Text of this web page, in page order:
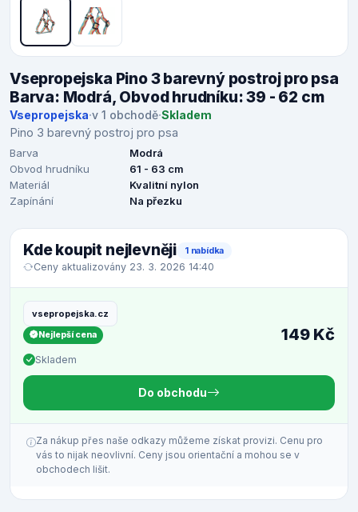
Vsepropejska Pino 3 barevný postroj pro psa
Barva: Modrá, Obvod hrudníku: 39 - 62 cm
Vsepropejska·v 1 obchodě·Skladem
Pino 3 barevný postroj pro psa
Barva
Modrá
Obvod hrudníku
61 - 63 cm
Materiál
Kvalitní nylon
Zapínání
Na přezku
Kde koupit nejlevněji 1 nabídka
Ceny aktualizovány 23. 3. 2026 14:40
vsepropejska.cz
Nejlepší cena
Skladem
149 Kč
Do obchodu
Za nákup přes naše odkazy můžeme získat provizi. Cenu pro
vás to nijak neovlivní. Ceny jsou orientační a mohou se v
obchodech lišit.